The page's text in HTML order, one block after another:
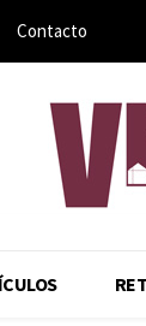
Contacto